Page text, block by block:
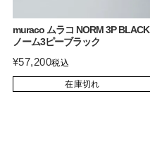
muraco ムラコ NORM 3P BLACK
ノーム3ピーブラック
¥57,200税込
在庫切れ